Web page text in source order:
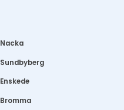
Nacka
Sundbyberg
Enskede
Bromma